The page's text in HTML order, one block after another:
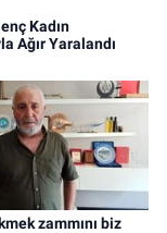
Kadın
Ağır Yaralandı
zammını biz